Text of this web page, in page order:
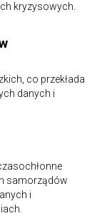
kryzysowych.
co przekłada
danych i
samorządów
i